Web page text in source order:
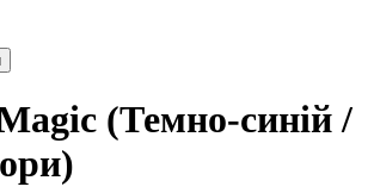
(Темно-синій /